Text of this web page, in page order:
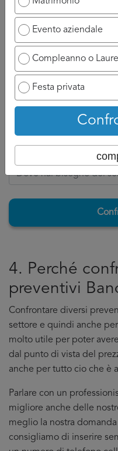
attimo di tempo per
Ovviamente se ha a
potrà chiamarvi appena
invece siete nell’attesa di
tempo di attesa un po
la risposta per Banqueting
4. Perché
preventivi
Confrontare diversi
settore e quindi anche
molto utile per poter
dal punto di vista del
anche per tutto cio che è
Parlare con un
migliore anche delle
meglio la nostra
consigliamo di inserire
Evento aziendale
Compleanno o
Festa privata